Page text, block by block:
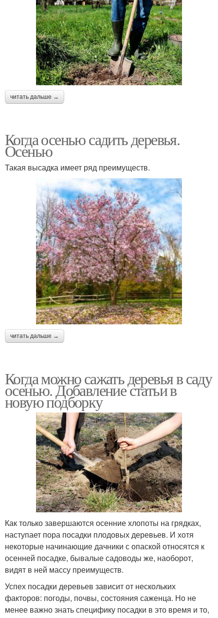
читать дальше →
Когда осенью садить деревья.
Осенью
Такая высадка имеет ряд преимуществ.
читать дальше →
Когда можно сажать деревья в саду
осенью. Добавление статьи в
новую подборку
Как только завершаются осенние хлопоты на грядках,
наступает пора посадки плодовых деревьев. И хотя
некоторые начинающие дачники с опаской относятся к
осенней посадке, бывалые садоводы же, наоборот,
видят в ней массу преимуществ.
Успех посадки деревьев зависит от нескольких
факторов: погоды, почвы, состояния саженца. Но не
менее важно знать специфику посадки в это время и то,